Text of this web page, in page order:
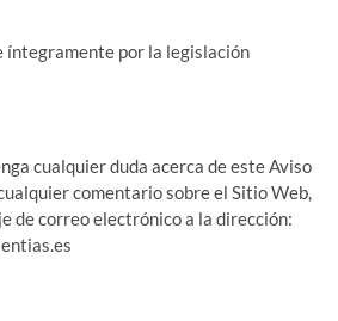
íntegramente por la legislación
cualquier duda acerca de este Aviso
comentario sobre el Sitio Web,
de correo electrónico a la dirección: